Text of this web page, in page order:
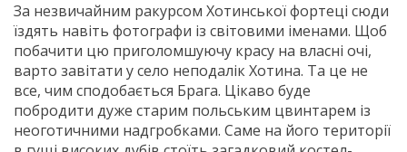
За незвичайним ракурсом Хотинської фортеці сюди
їздять навіть фотографи із світовими іменами. Щоб
побачити цю приголомшуючу красу на власні очі,
варто завітати у село неподалік Хотина. Та це не
все, чим сподобається Брага. Цікаво буде
побродити дуже старим польським цвинтарем із
неоготичними надгробками. Саме на його території